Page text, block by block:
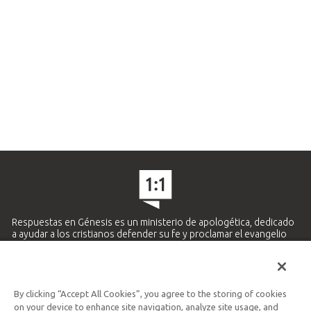
Respuestas en Génesis es un ministerio de apologética, dedicado
a ayudar a los cristianos defender su fe y proclamar el evangelio
Ministerio Hispano y Latinoamericano
By clicking “Accept All Cookies”, you agree to the storing of cookies
on your device to enhance site navigation, analyze site usage, and